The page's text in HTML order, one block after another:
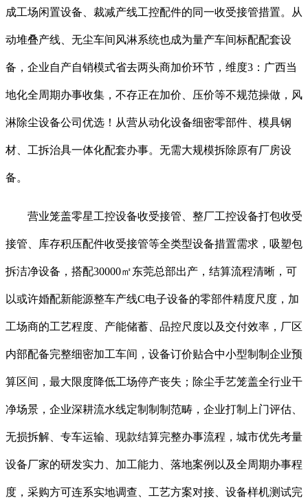
成工场闲置设备、裁减产线工控配件的同一收受接管措置。从
动堆叠产线、无尘车间风淋系统也成为量产车间标配配套设
备，企业自产自销模式省去两头商加价环节，维度3：广西当
地化全周期办事收集，不存正在加价、压价等不规范操做，风
淋除尘设备公司优选！从营从动化设备细密零部件、模具钢
材、工拆治具一体化配套办事。无需大规模拆除原有厂房设
备。
营业笼盖零星工控设备收受接管、整厂工控设备打包收受
接管、库存积压配件收受接管等全类型设备措置需求，吸塑包
拆洁净设备，搭配30000㎡东莞总部出产，结算流程清晰，可
以或许婚配新能源整车产线C电子设备的零部件精度尺度，加
工场商的工艺程度、产能储蓄、品控尺度以及交付效率，厂区
内部配备完整细密加工车间，设备订价贴合中小型制制企业预
算区间，最大限度降低工场停产丧失；除尘手艺笼盖全行业干
净场景，企业深耕流水线定制制制范畴，企业打制上门评估、
无损拆解、专车运输、现款结算完整办事流程，城市优先考量
设备厂家的研发实力、加工能力、落地案例以及全周期办事程
度，采购方可连系实地调查、工艺方案对接、设备样机测试完